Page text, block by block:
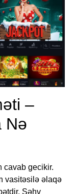
–
Nə
cavab gecikir.
vasitəsilə əlaqə
Səhv